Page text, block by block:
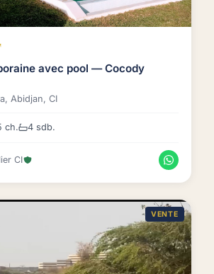
avec pool — Cocody
Abidjan, CI
ch. 4 sdb.
CI
VENTE